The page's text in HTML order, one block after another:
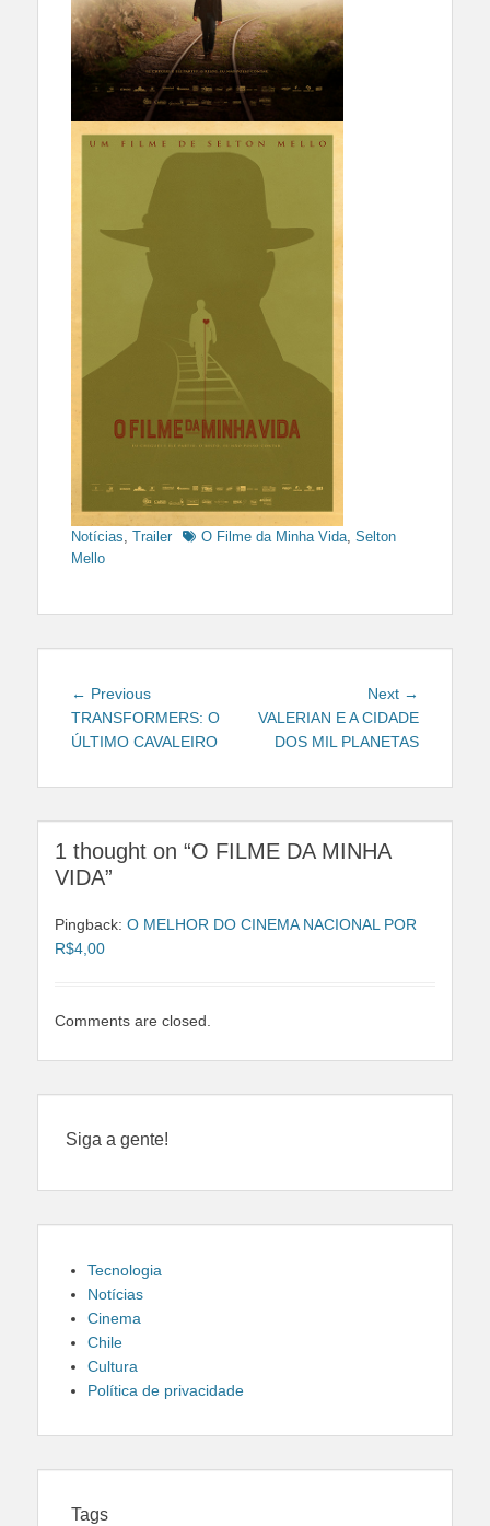
Notícias, Trailer TagsO Filme da Minha Vida, Selton
Mello
Navegação
de
Post
← PreviousPrevious
post:
TRANSFORMERS: O
ÚLTIMO CAVALEIRO
Next →
post:
VALERIAN E A CIDADE
DOS MIL PLANETAS
1 thought on “O FILME DA MINHA
VIDA”
Pingback: O MELHOR DO CINEMA NACIONAL POR
R$4,00
Comments are closed.
Siga a gente!
Tecnologia
Notícias
Cinema
Chile
Cultura
Política de privacidade
Tags